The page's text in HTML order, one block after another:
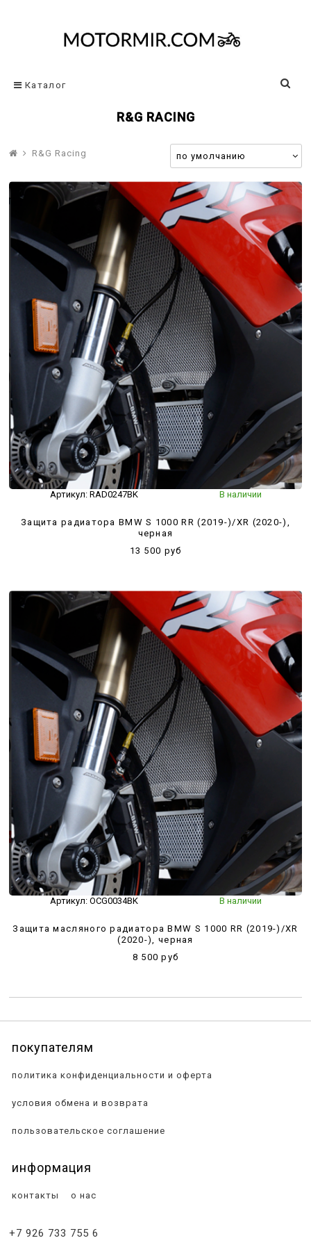
Каталог
R&G RACING
R&G Racing
Артикул: RAD0247BK В наличии
Защита радиатора BMW S 1000 RR (2019-)/XR (2020-),
черная
13 500 руб
Артикул: OCG0034BK В наличии
Защита масляного радиатора BMW S 1000 RR (2019-)/XR
(2020-), черная
8 500 руб
покупателям
политика конфиденциальности и оферта
условия обмена и возврата
пользовательское соглашение
информация
контакты о нас
+7 926 733 755 6